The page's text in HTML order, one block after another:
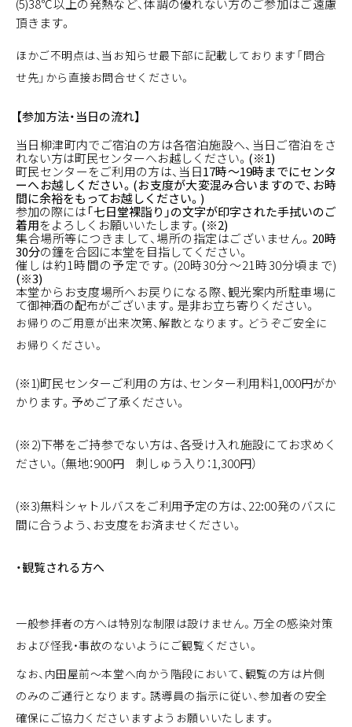
(5)38℃以上の発熱など、体調の優れない方のご参加はご遠慮
頂きます。
ほかご不明点は、当お知らせ最下部に記載しております「問合
せ先」から直接お問合せください。
【参加方法・当日の流れ】
当日柳津町内でご宿泊の方は各宿泊施設へ、当日ご宿泊をさ
れない方は町民センターへお越しください。 (※1)
町民センターをご利用の方は、当日17時～19時までにセンタ
ーへお越しください。(お支度が大変混み合いますので、お時
間に余裕をもってお越しください。)
参加の際には「七日堂裸詣り」の文字が印字された手拭いのご
着用をよろしくお願いいたします。 (※2)
集合場所等につきまして、場所の指定はございません。 20時
30分の鐘を合図に本堂を目指してください。
催しは約1時間の予定です。(20時30分～21時30分頃まで)
(※3)
本堂からお支度場所へお戻りになる際、観光案内所駐車場に
て御神酒の配布がございます。是非お立ち寄りください。
お帰りのご用意が出来次第、解散となります。どうぞご安全に
お帰りください。
(※1)町民センターご利用の方は、センター利用料1,000円がか
かります。予めご了承ください。
(※2)下帯をご持参でない方は、各受け入れ施設にてお求めく
ださい。（無地：900円 刺しゅう入り：1,300円）
(※3)無料シャトルバスをご利用予定の方は、22:00発のバスに
間に合うよう、お支度をお済ませください。
・観覧される方へ
一般参拝者の方へは特別な制限は設けません。万全の感染対策
および怪我・事故のないようにご観覧ください。
なお、内田屋前～本堂へ向かう階段において、観覧の方は片側
のみのご通行となります。誘導員の指示に従い、参加者の安全
確保にご協力くださいますようお願いいたします。